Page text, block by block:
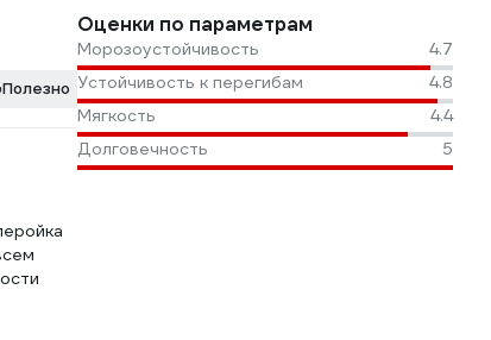
Оценки по параметрам
Морозоустойчивость
4.7
Устойчивость к перегибам
4.8
Мягкость
4.4
Долговечность
5
Полезно